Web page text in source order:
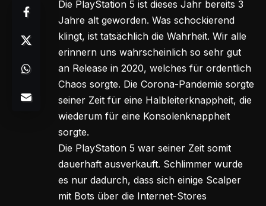
Die PlayStation 5 ist dieses Jahr bereits 3
Jahre alt geworden. Was schockierend
klingt, ist tatsächlich die Wahrheit. Wir alle
erinnern uns wahrscheinlich so sehr gut
an Release in 2020, welches für ordentlich
Chaos sorgte. Die Corona-Pandemie sorgte
seiner Zeit für eine Halbleiterknappheit, die
wiederum für eine Konsolenknappheit
sorgte.
Die PlayStation 5 war seiner Zeit somit
dauerhaft ausverkauft. Schlimmer wurde
es nur dadurch, dass sich einige Scalper
mit Bots über die Internet-Stores